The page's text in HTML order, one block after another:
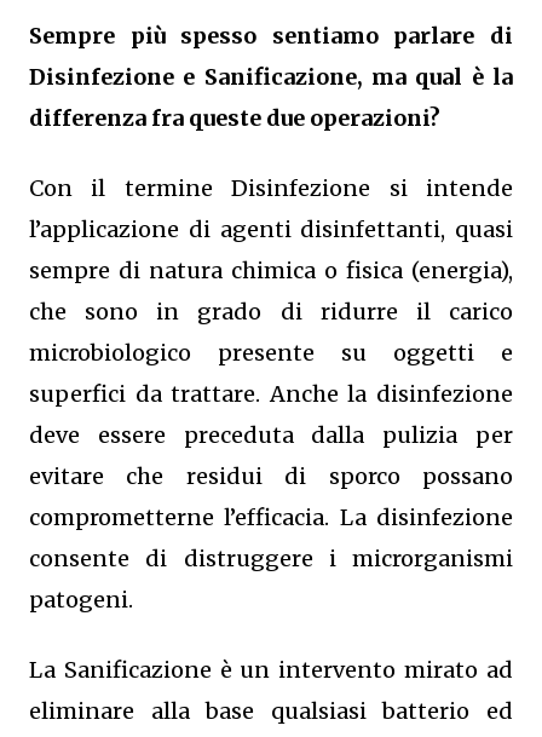
Sempre più spesso sentiamo parlare di
Disinfezione e Sanificazione, ma qual è la
differenza fra queste due operazioni?
Con il termine Disinfezione si intende
l’applicazione di agenti disinfettanti, quasi
sempre di natura chimica o fisica (energia),
che sono in grado di ridurre il carico
microbiologico presente su oggetti e
superfici da trattare. Anche la disinfezione
deve essere preceduta dalla pulizia per
evitare che residui di sporco possano
comprometterne l’efficacia. La disinfezione
consente di distruggere i microrganismi
patogeni.
La Sanificazione è un intervento mirato ad
eliminare alla base qualsiasi batterio ed